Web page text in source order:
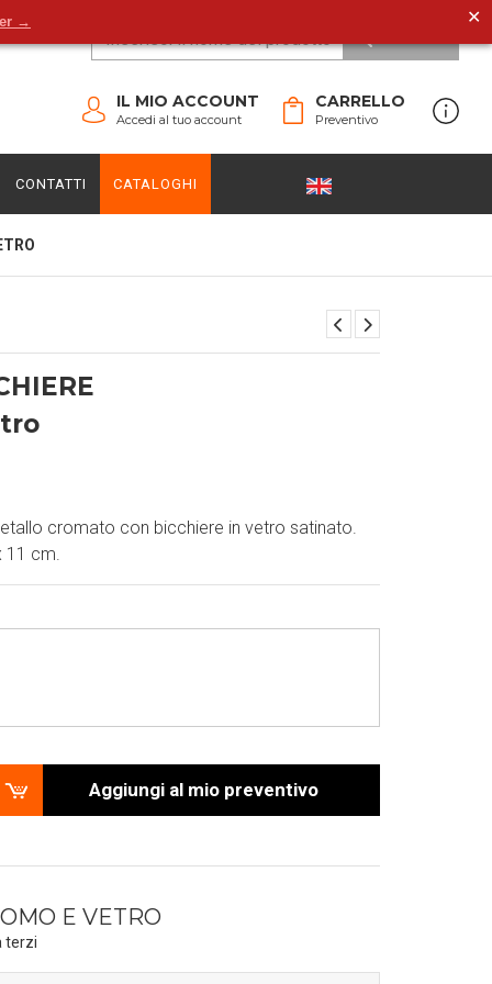
→ ✕
CARRELLO
Preventivo
IL MIO ACCOUNT
Accedi al tuo account
CONTATTI CATALOGHI
cromato con bicchiere in vetro satinato.
11 cm.
Aggiungi al mio preventivo
E VETRO
terzi